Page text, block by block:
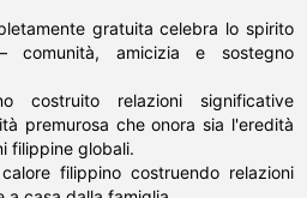
gratuita celebra lo spirito
comunità, amicizia e sostegno
costruito relazioni significative
premurosa che onora sia l'eredità
filippine globali.
filippino costruendo relazioni